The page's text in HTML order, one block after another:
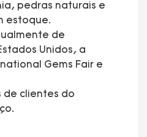
pedras naturais e
estoque.
de
Unidos, a
Gems Fair e
de clientes do